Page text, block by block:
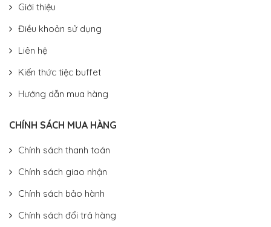
Giới thiệu
Điều khoản sử dụng
Liên hệ
Kiến thức tiệc buffet
Hướng dẫn mua hàng
CHÍNH SÁCH MUA HÀNG
Chính sách thanh toán
Chính sách giao nhận
Chính sách bảo hành
Chính sách đổi trả hàng